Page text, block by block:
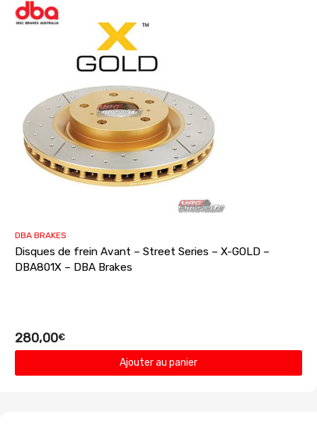
DBA BRAKES
Disques de frein Avant – Street Series – X-GOLD –
DBA801X – DBA Brakes
280,00€
Ajouter au panier